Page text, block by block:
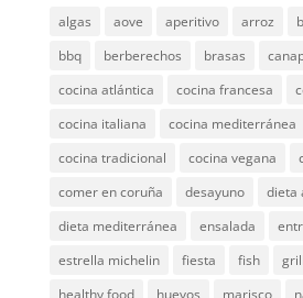
algas aove aperitivo arroz
bbq
berberechos brasas
cocina atlántica
cocina francesa
cocina italiana
cocina mediterránea
cocina tradicional
cocina vegana
comer en coruña
desayuno
dieta
dieta mediterránea
ensalada
estrella michelin
fiesta fish
healthy food
huevos marisco